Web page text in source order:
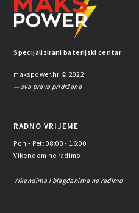
Specijalizirani baterijski centar
makspower.hr © 2022.
— sva prava pridržana
RADNO VRIJEME
Pon - Pet: 08:00 - 16:00
Vikendom ne radimo
Vikendima i blagdanima ne radimo